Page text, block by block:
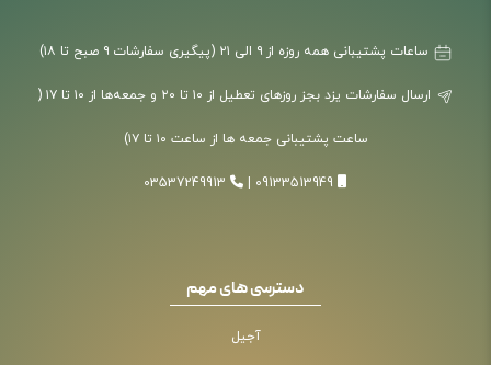
ارسال سفارشات یزد بجز روزهای تعطیل از ۱۰ تا ۲۰ و جمعه‌ها از ۱۰ تا ۱۷ (
ساعت پشتیبانی جمعه ها از ساعت ۱۰ تا ۱۷)
09133513949
03537249913
دسترسی های مهم
آجیل